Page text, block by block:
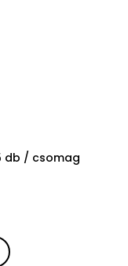
db / csomag